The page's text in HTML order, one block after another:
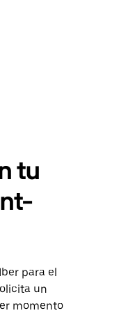
tu
para el
un
momento